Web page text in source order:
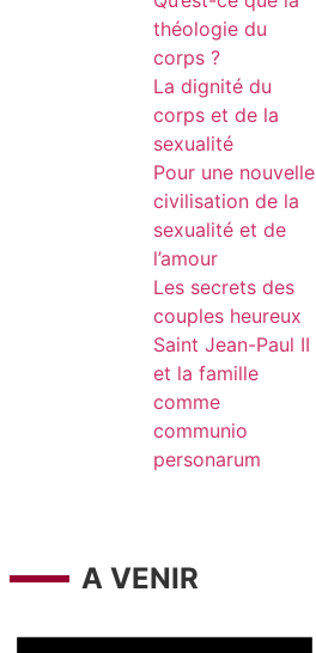
théologie du
corps ?
La dignité du
corps et de la
sexualité
Pour une nouvelle
civilisation de la
sexualité et de
l’amour
Les secrets des
couples heureux
Saint Jean-Paul II
et la famille
comme
communio
personarum
A VENIR